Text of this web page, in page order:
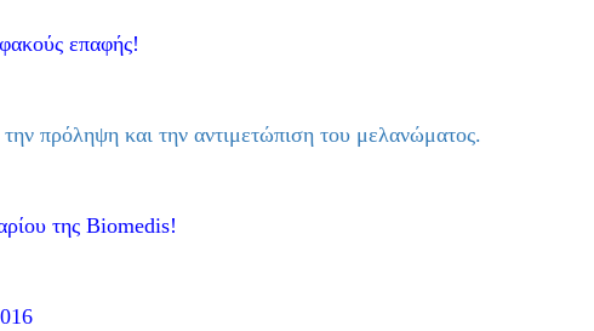
επαφής!
πρόληψη και την αντιμετώπιση του μελανώματος.
της Biomedis!